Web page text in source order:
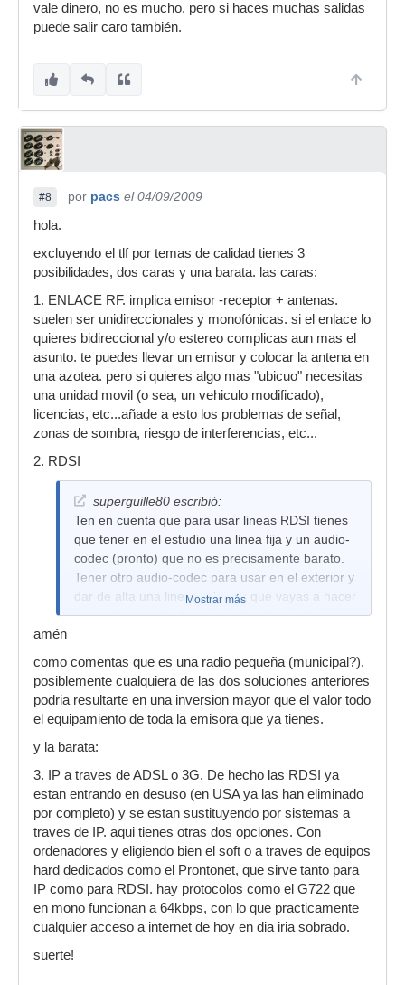
vale dinero, no es mucho, pero si haces muchas salidas
puede salir caro también.
#8 por pacs el 04/09/2009
hola.
excluyendo el tlf por temas de calidad tienes 3
posibilidades, dos caras y una barata. las caras:
1. ENLACE RF. implica emisor -receptor + antenas.
suelen ser unidireccionales y monofónicas. si el enlace lo
quieres bidireccional y/o estereo complicas aun mas el
asunto. te puedes llevar un emisor y colocar la antena en
una azotea. pero si quieres algo mas "ubicuo" necesitas
una unidad movil (o sea, un vehiculo modificado),
licencias, etc...añade a esto los problemas de señal,
zonas de sombra, riesgo de interferencias, etc...
2. RDSI
superguille80 escribió:
Ten en cuenta que para usar lineas RDSI tienes
que tener en el estudio una linea fija y un audio-
codec (pronto) que no es precisamente barato.
Tener otro audio-codec para usar en el exterior y
dar de alta una linea cada vez que vayas a hacer
una retransmisión fuera, que también vale
Mostrar más
amén
como comentas que es una radio pequeña (municipal?),
posiblemente cualquiera de las dos soluciones anteriores
podria resultarte en una inversion mayor que el valor todo
el equipamiento de toda la emisora que ya tienes.
y la barata:
3. IP a traves de ADSL o 3G. De hecho las RDSI ya
estan entrando en desuso (en USA ya las han eliminado
por completo) y se estan sustituyendo por sistemas a
traves de IP. aqui tienes otras dos opciones. Con
ordenadores y eligiendo bien el soft o a traves de equipos
hard dedicados como el Prontonet, que sirve tanto para
IP como para RDSI. hay protocolos como el G722 que
en mono funcionan a 64kbps, con lo que practicamente
cualquier acceso a internet de hoy en dia iria sobrado.
suerte!